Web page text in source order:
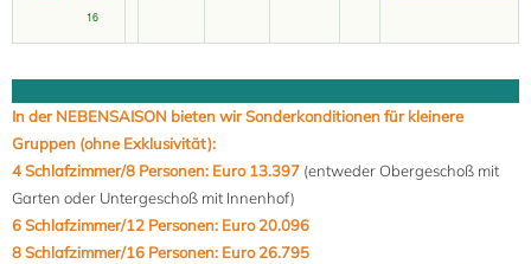
16
In der NEBENSAISON bieten wir Sonderkonditionen für kleinere
Gruppen (ohne Exklusivität):
4 Schlafzimmer/8 Personen: Euro 13.397 (entweder Obergeschoß mit
Garten oder Untergeschoß mit Innenhof)
6 Schlafzimmer/12 Personen: Euro 20.096
8 Schlafzimmer/16 Personen: Euro 26.795